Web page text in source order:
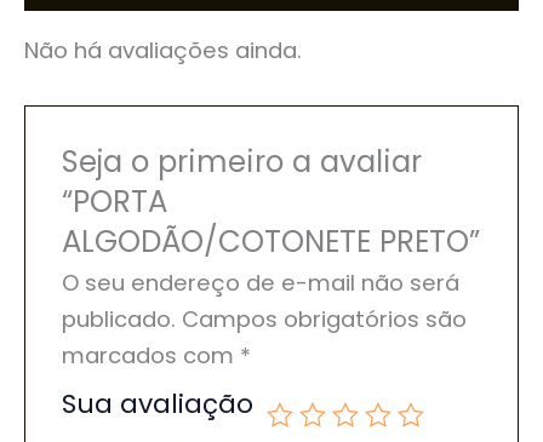
Não há avaliações ainda.
Seja o primeiro a avaliar
“PORTA
ALGODÃO/COTONETE PRETO”
O seu endereço de e-mail não será
publicado. Campos obrigatórios são
marcados com *
Sua avaliação